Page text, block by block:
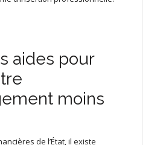
aides pour
moins
de l’État, il existe